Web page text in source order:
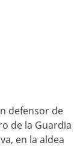
defensor de
de la Guardia
en la aldea